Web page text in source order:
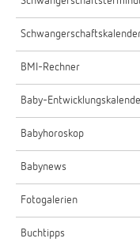
BMI-Rechner
Baby-
Babyhoroskop
Babynews
Fotogalerien
Buchtipps